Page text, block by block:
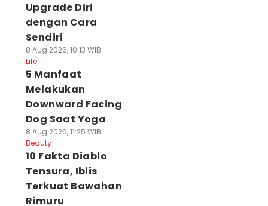
Upgrade Diri
dengan Cara
Sendiri
8 Aug 2026, 10:13 WIB
Life
5 Manfaat
Melakukan
Downward Facing
Dog Saat Yoga
8 Aug 2026, 11:25 WIB
Beauty
10 Fakta Diablo
Tensura, Iblis
Terkuat Bawahan
Rimuru